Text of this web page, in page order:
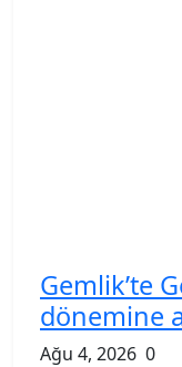
Gemlik’te
dönemine
Ağu 4, 2026 0